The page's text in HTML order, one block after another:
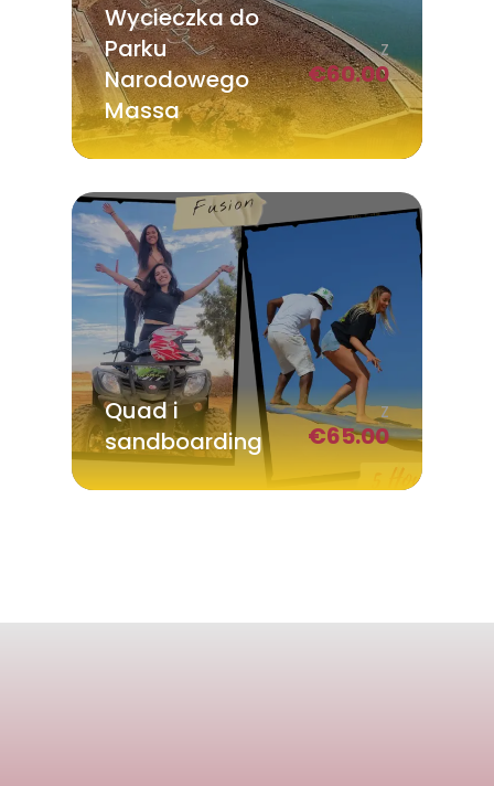
Wycieczka do
Parku
Narodowego
Massa
Z
€60.00
Quad i
sandboarding
Z
€65.00